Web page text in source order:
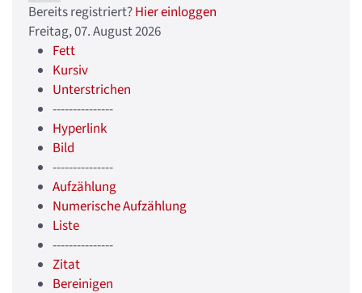
Bereits registriert?Hier einloggen
Freitag, 07. August 2026
Fett
Kursiv
Unterstrichen
---------------
Hyperlink
Bild
---------------
Aufzählung
Numerische Aufzählung
Liste
---------------
Zitat
Bereinigen